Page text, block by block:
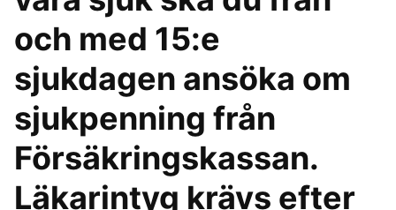
och med 15:e
sjukdagen ansöka om
sjukpenning från
Försäkringskassan.
Läkarintyg krävs efter